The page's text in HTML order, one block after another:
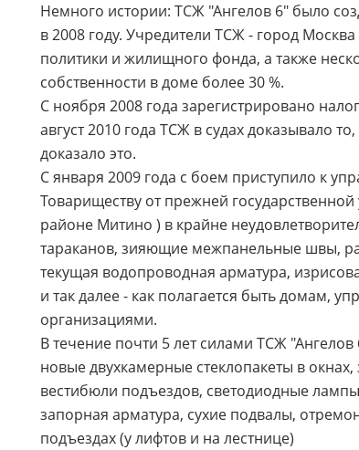
Немного истории: ТСЖ "Ангелов 6" было
в 2008 году. Учредители ТСЖ - город
политики и жилищного фонда, а также
собственности в доме более 30 %.
С ноября 2008 года зарегистрировано
август 2010 года ТСЖ в судах доказывало
доказало это.
С января 2009 года с боем приступило к
Товариществу от прежней
районе Митино ) в крайне
тараканов, зияющие межпанельные швы,
текущая водопроводная арматура,
и так далее - как полагается быть домам,
организациями.
В течение почти 5 лет силами ТСЖ
новые двухкамерные стеклопакеты в
вестибюли подъездов, светодиодные
запорная арматура, сухие подвалы,
подъездах (у лифтов и на лестнице)